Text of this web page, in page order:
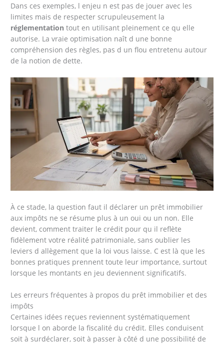
Dans ces exemples, l enjeu n est pas de jouer avec les
limites mais de respecter scrupuleusement la
réglementation tout en utilisant pleinement ce qu elle
autorise. La vraie optimisation naît d une bonne
compréhension des règles, pas d un flou entretenu autour
de la notion de dette.
À ce stade, la question faut il déclarer un prêt immobilier
aux impôts ne se résume plus à un oui ou un non. Elle
devient, comment traiter le crédit pour qu il reflète
fidèlement votre réalité patrimoniale, sans oublier les
leviers d allègement que la loi vous laisse. C est là que les
bonnes pratiques prennent toute leur importance, surtout
lorsque les montants en jeu deviennent significatifs.
Les erreurs fréquentes à propos du prêt immobilier et des
impôts
Certaines idées reçues reviennent systématiquement
lorsque l on aborde la fiscalité du crédit. Elles conduisent
soit à surdéclarer, soit à passer à côté d une possibilité de